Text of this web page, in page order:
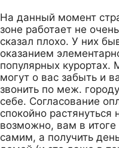
На данный момент
зоне работает не
сказал плохо. У них
оказанием
популярных
могут о вас забыть и
звонить по меж.
себе. Согласование
спокойно растянуться
возможно, вам в итоге
самим, а получить